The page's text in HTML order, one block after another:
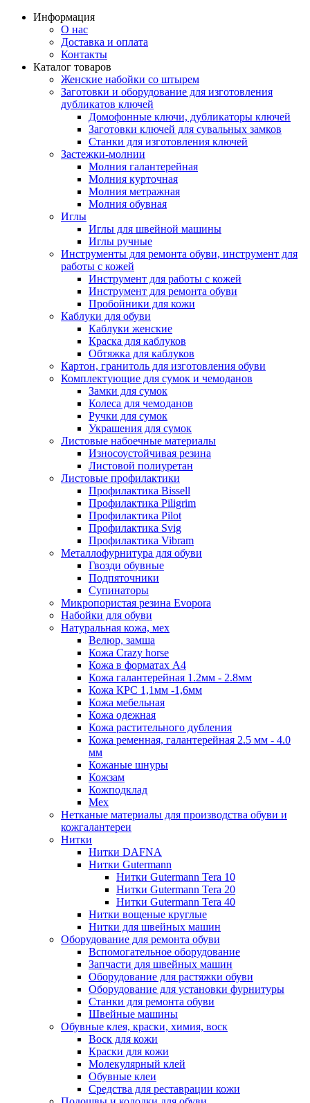
Информация
О нас
Доставка и оплата
Контакты
Каталог товаров
Женские набойки со штырем
Заготовки и оборудование для изготовления
дубликатов ключей
Домофонные ключи, дубликаторы ключей
Заготовки ключей для сувальных замков
Станки для изготовления ключей
Застежки-молнии
Молния галантерейная
Молния курточная
Молния метражная
Молния обувная
Иглы
Иглы для швейной машины
Иглы ручные
Инструменты для ремонта обуви, инструмент для
работы с кожей
Инструмент для работы с кожей
Инструмент для ремонта обуви
Пробойники для кожи
Каблуки для обуви
Каблуки женские
Краска для каблуков
Обтяжка для каблуков
Картон, гранитоль для изготовления обуви
Комплектующие для сумок и чемоданов
Замки для сумок
Колеса для чемоданов
Ручки для сумок
Украшения для сумок
Листовые набоечные материалы
Износоустойчивая резина
Листовой полиуретан
Листовые профилактики
Профилактика Bissell
Профилактика Piligrim
Профилактика Pilot
Профилактика Svig
Профилактика Vibram
Металлофурнитура для обуви
Гвозди обувные
Подпяточники
Супинаторы
Микропористая резина Evopora
Набойки для обуви
Натуральная кожа, мех
Велюр, замша
Кожа Crazy horse
Кожа в форматах А4
Кожа галантерейная 1.2мм - 2.8мм
Кожа КРС 1,1мм -1,6мм
Кожа мебельная
Кожа одежная
Кожа растительного дубления
Кожа ременная, галантерейная 2.5 мм - 4.0
мм
Кожаные шнуры
Кожзам
Кожподклад
Мех
Нетканые материалы для производства обуви и
кожгалантереи
Нитки
Нитки DAFNA
Нитки Gutermann
Нитки Gutermann Tera 10
Нитки Gutermann Tera 20
Нитки Gutermann Tera 40
Нитки вощеные круглые
Нитки для швейных машин
Оборудование для ремонта обуви
Вспомогательное оборудование
Запчасти для швейных машин
Оборудование для растяжки обуви
Оборудование для установки фурнитуры
Станки для ремонта обуви
Швейные машины
Обувные клея, краски, химия, воск
Воск для кожи
Краски для кожи
Молекулярный клей
Обувные клеи
Средства для реставрации кожи